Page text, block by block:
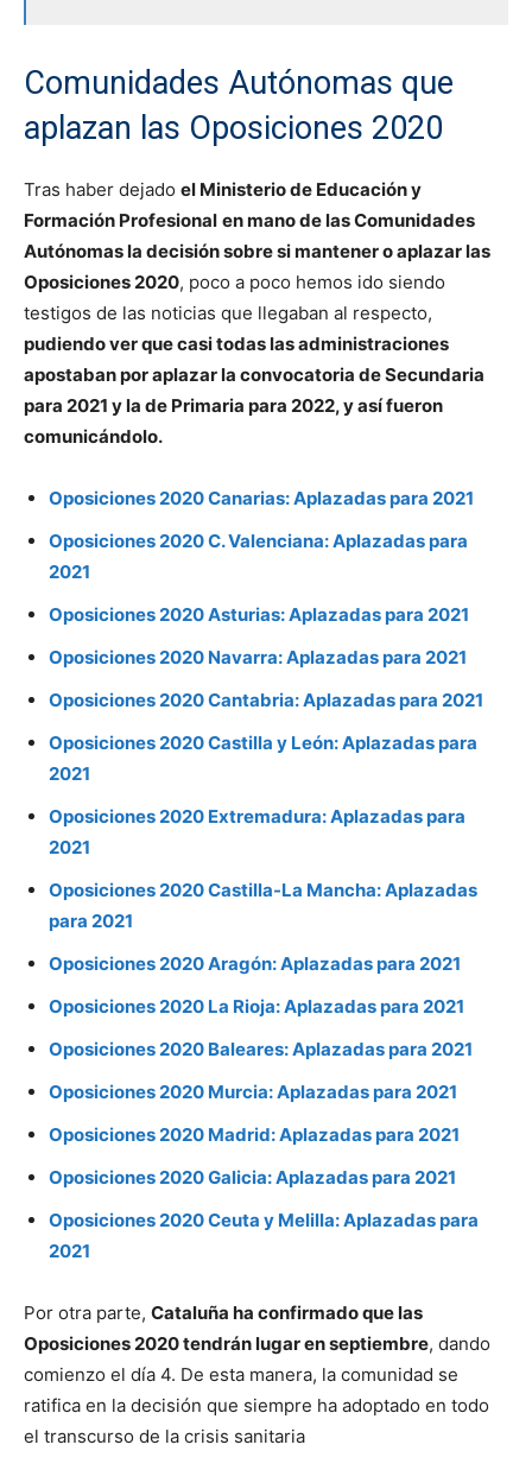
Comunidades Autónomas que
aplazan las Oposiciones 2020
Tras haber dejado el Ministerio de Educación y
Formación Profesional en mano de las Comunidades
Autónomas la decisión sobre si mantener o aplazar las
Oposiciones 2020, poco a poco hemos ido siendo
testigos de las noticias que llegaban al respecto,
pudiendo ver que casi todas las administraciones
apostaban por aplazar la convocatoria de Secundaria
para 2021 y la de Primaria para 2022, y así fueron
comunicándolo.
Oposiciones 2020 Canarias: Aplazadas para 2021
Oposiciones 2020 C. Valenciana: Aplazadas para
2021
Oposiciones 2020 Asturias: Aplazadas para 2021
Oposiciones 2020 Navarra: Aplazadas para 2021
Oposiciones 2020 Cantabria: Aplazadas para 2021
Oposiciones 2020 Castilla y León: Aplazadas para
2021
Oposiciones 2020 Extremadura: Aplazadas para
2021
Oposiciones 2020 Castilla-La Mancha: Aplazadas
para 2021
Oposiciones 2020 Aragón: Aplazadas para 2021
Oposiciones 2020 La Rioja: Aplazadas para 2021
Oposiciones 2020 Baleares: Aplazadas para 2021
Oposiciones 2020 Murcia: Aplazadas para 2021
Oposiciones 2020 Madrid: Aplazadas para 2021
Oposiciones 2020 Galicia: Aplazadas para 2021
Oposiciones 2020 Ceuta y Melilla: Aplazadas para
2021
Por otra parte, Cataluña ha confirmado que las
Oposiciones 2020 tendrán lugar en septiembre, dando
comienzo el día 4. De esta manera, la comunidad se
ratifica en la decisión que siempre ha adoptado en todo
el transcurso de la crisis sanitaria